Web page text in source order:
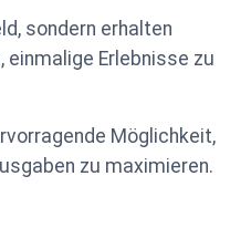
sondern erhalten
Erlebnisse zu
Möglichkeit,
zu maximieren.